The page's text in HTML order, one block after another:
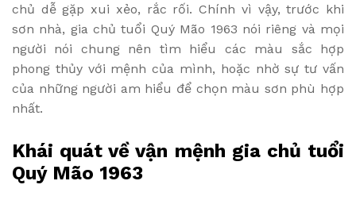
chủ dễ gặp xui xẻo, rắc rối. Chính vì vậy, trước khi
sơn nhà, gia chủ tuổi Quý Mão 1963 nói riêng và mọi
người nói chung nên tìm hiểu các màu sắc hợp
phong thủy với mệnh của mình, hoặc nhờ sự tư vấn
của những người am hiểu để chọn màu sơn phù hợp
nhất.
Khái quát về vận mệnh gia chủ tuổi
Quý Mão 1963